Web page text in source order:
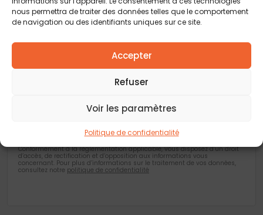
nous permettra de traiter des données telles que le comportement
de navigation ou des identifiants uniques sur ce site.
Accepter
Refuser
Voir les paramètres
Politique de confidentialité
Vous acceptez de recevoir des offres concernant des biens
similaires de la part de Construction Horizontale
Je valide avoir pris connaissance de la
Les champs obligatoires sont marqués d’un astérisque (*). Les
formulaire, font l’objet d’un traitement informatisé nécessaire au
traitement et à la gestion des relations commerciales. Ces données ne
Conformément à la règlementation applicable, vous disposez d’un droit
d’accès, de rectification et d’opposition aux informations vous
concernant. Pour plus d’informations sur le traitement de vos données,
consultez notre politique de confidentialité